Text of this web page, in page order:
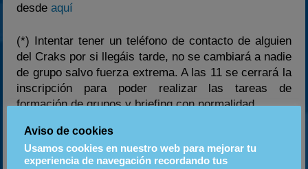
desdeaquí
(*) Intentar tener un teléfono de contacto de alguien
del Craks por si llegáis tarde, no se cambiará a nadie
de grupo salvo fuerza extrema. A las 11 se cerrará la
inscripción para poder realizar las tareas de
formación de grupos y briefing con normalidad.
HORARIO
Aviso de cookies
Usamos cookies en nuestro web para mejorar tu
experiencia de navegación recordando tus